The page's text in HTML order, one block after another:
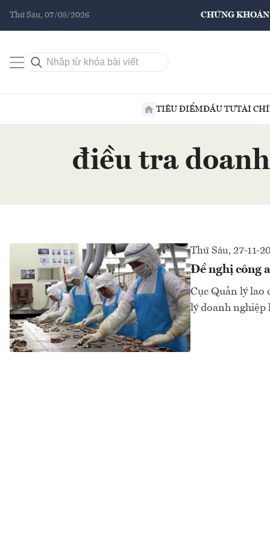
Thứ Sáu, 07/08/2026 CHỨNG KHOÁN
TIÊU ĐIỂMĐẦU TƯTÀI
điều tra
Thứ Sáu, 27-11-
Đề nghị công
Cục Quản lý lao
lý doanh nghiệp